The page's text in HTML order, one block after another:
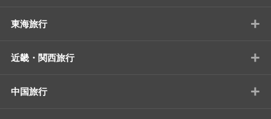
東海旅行 +
近畿・関西旅行 +
中国旅行 +